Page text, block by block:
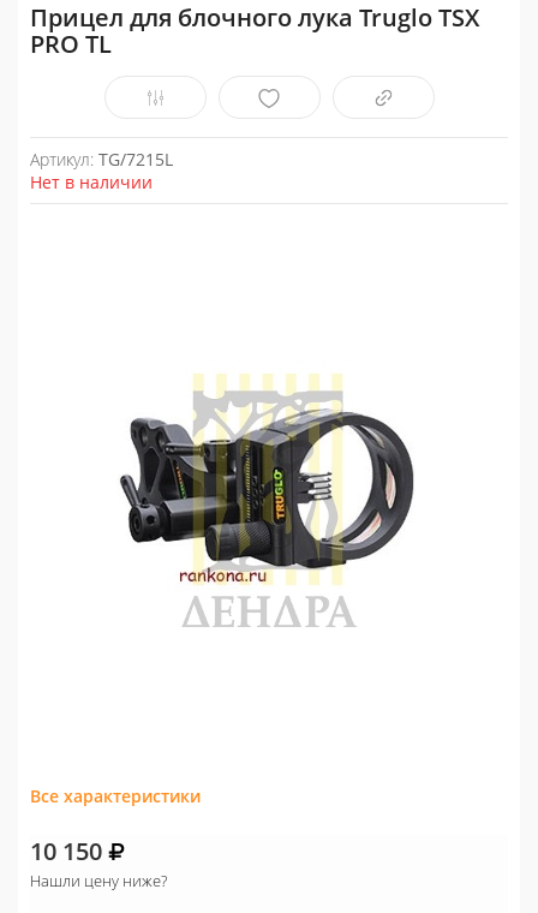
Прицел для блочного лука Truglo TSX
PRO TL
Артикул: TG/7215L
Нет в наличии
Все характеристики
10 150
Нашли цену ниже?